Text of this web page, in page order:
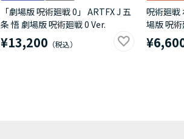
「劇場版 呪術廻戦 0」 ARTFX J 五
条 悟 劇場版 呪術廻戦 0 Ver.
¥13,200
呪術廻戦
場版 呪